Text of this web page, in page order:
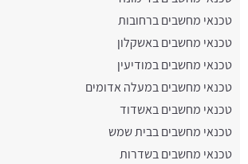
טכנאי מחשבים ברחובות
טכנאי מחשבים באשקלון
טכנאי מחשבים במודיעין
טכנאי מחשבים במעלה אדומים
טכנאי מחשבים באשדוד
טכנאי מחשבים בבית שמש
טכנאי מחשבים בשדרות